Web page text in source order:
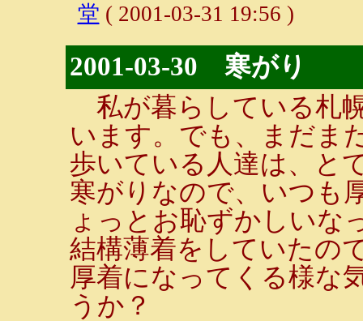
堂 ( 2001-03-31 19:56 )
2001-03-30 寒がり
私が暮らしている札
います。でも、まだま
歩いている人達は、と
寒がりなので、いつも
ょっとお恥ずかしいな
結構薄着をしていたの
厚着になってくる様な
うか？